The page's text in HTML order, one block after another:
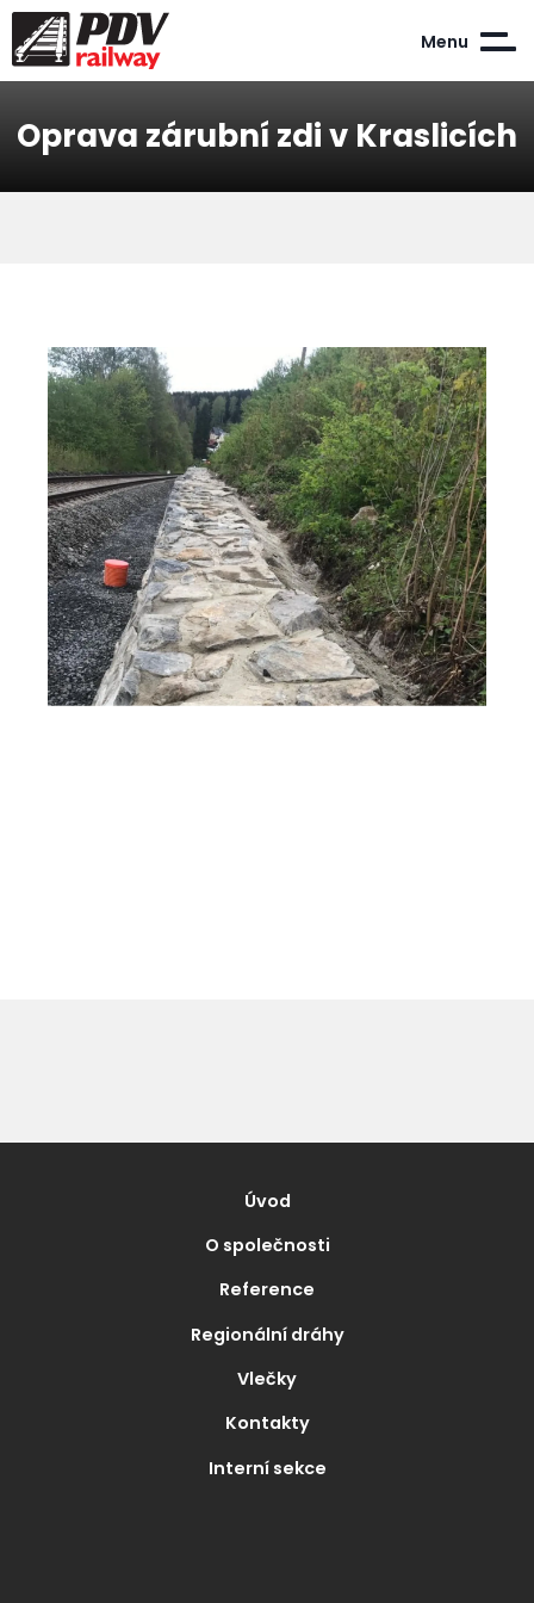
Menu
Oprava zárubní zdi v Kraslicích
Úvod
O společnosti
Reference
Regionální dráhy
Vlečky
Kontakty
Interní sekce